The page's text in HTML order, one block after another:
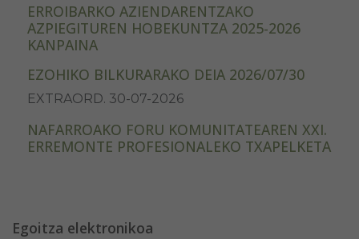
ERROIBARKO AZIENDARENTZAKO
AZPIEGITUREN HOBEKUNTZA 2025-2026
KANPAINA
EZOHIKO BILKURARAKO DEIA 2026/07/30
EXTRAORD. 30-07-2026
NAFARROAKO FORU KOMUNITATEAREN XXI.
ERREMONTE PROFESIONALEKO TXAPELKETA
Egoitza elektronikoa